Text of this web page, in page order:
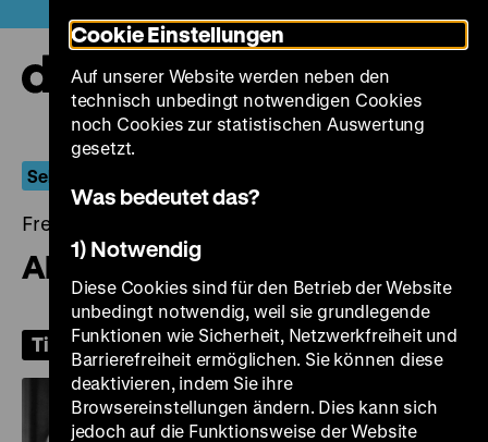
zum
Seiteninhalt
springen
Selbstauskünfte: Filme über Film
Freitag, 26. Juni 2026, 20.00 Uhr
Alle meine Mädchen
Tickets
Cookie Einstellungen
Auf unserer Website werden neben den
technisch unbedingt notwendigen Cookies
noch Cookies zur statistischen Auswertung
gesetzt.
Was bedeutet das?
1) Notwendig
Diese Cookies sind für den Betrieb der Website
unbedingt notwendig, weil sie grundlegende
Funktionen wie Sicherheit, Netzwerkfreiheit und
Barrierefreiheit ermöglichen. Sie können diese
deaktivieren, indem Sie ihre
Browsereinstellungen ändern. Dies kann sich
jedoch auf die Funktionsweise der Website